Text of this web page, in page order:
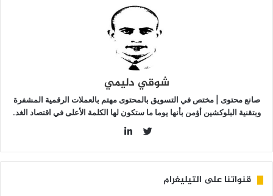
شوقي دليمي
صانع محتوى | مختص في التسويق بالمحتوى مهتم بالعملات الرقمية المشفرة
وبتقنية البلوكشين أؤمن بأنها يوما ما ستكون لها الكلمة الأعلى في اقتصاد الغد.
قنواتنا على التيليغرام